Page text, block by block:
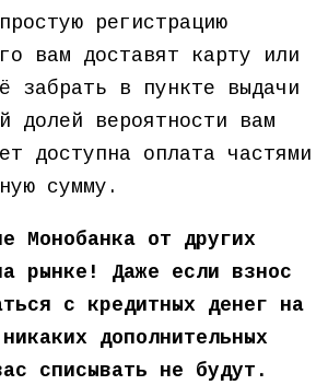
регистрацию
вам доставят карту или
забрать в пункте выдачи
долей вероятности вам
доступна оплата частями
сумму.
Монобанка от других
рынке! Даже если взнос
с кредитных денег на
дополнительных
списывать не будут.